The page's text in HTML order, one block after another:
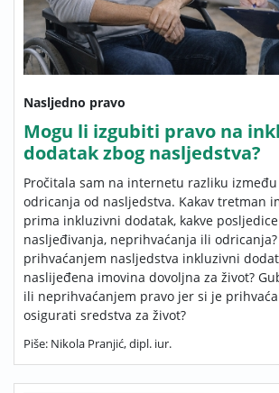
Nasljedno pravo
Mogu li izgubiti pravo na
dodatak zbog nasljedstva?
Pročitala sam na internetu razliku
odricanja od nasljedstva. Kakav tretman
prima inkluzivni dodatak, kakve
nasljeđivanja, neprihvaćanja ili
prihvaćanjem nasljedstva inkluzivni
naslijeđena imovina dovoljna za život?
ili neprihvaćanjem pravo jer si je
osigurati sredstva za život?
Piše: Nikola Pranjić, dipl. iur.